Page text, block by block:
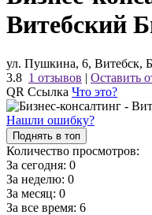
Витебский
ул. Пушкина, 6, Витебск,
3.8 1 отзывов | Оставить
QR Ссылка Что это?
Нашли ошибку?
Поднять в топ
Количество просмотров:
За сегодня: 0
За неделю: 0
За месяц: 0
За все время: 6